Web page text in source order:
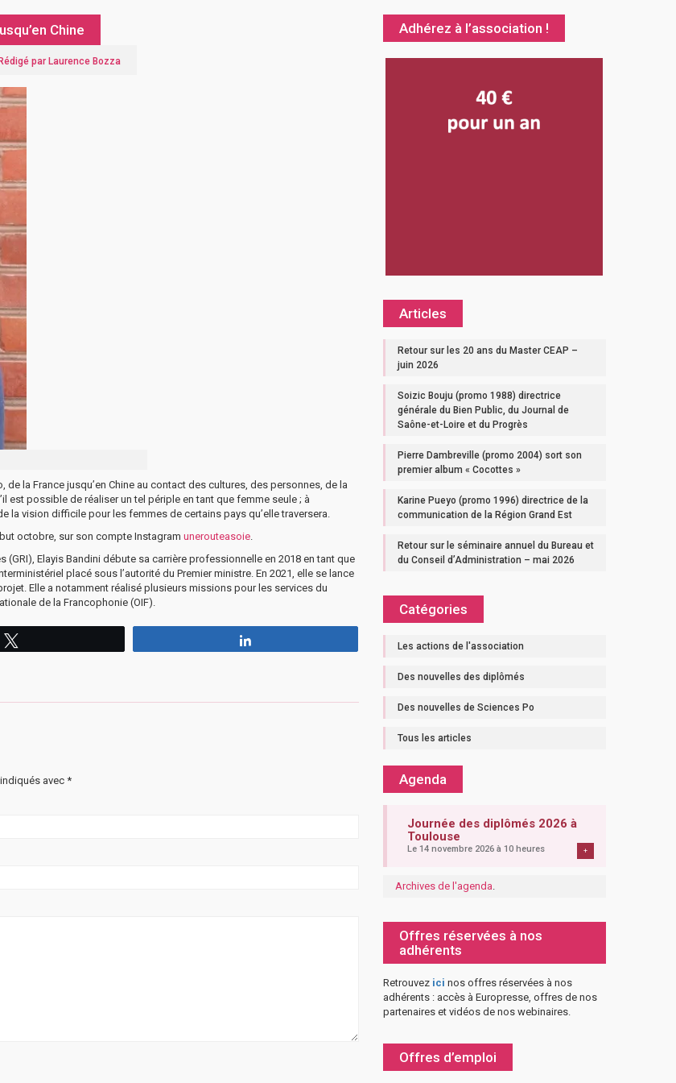
Chine
par Laurence Bozza
la France jusqu’en Chine au contact des cultures, des personnes, de la
est possible de réaliser un tel périple en tant que femme seule ; à
vision difficile pour les femmes de certains pays qu’elle traversera.
octobre, sur son compte Instagram unerouteasoie
Elayis Bandini débute sa carrière professionnelle en 2018 en tant que
placé sous l’autorité du Premier ministre. En 2021, elle se lance
Elle a notamment réalisé plusieurs missions pour les services du
de la Francophonie (OIF).
avec*
Adhérez à l’association !
Articles
Retour sur les 20 ans du Master CEAP –
juin 2026
Soizic Bouju (promo 1988) directrice
générale du Bien Public, du Journal de
Saône-et-Loire et du Progrès
Pierre Dambreville (promo 2004) sort son
premier album « Cocottes »
Karine Pueyo (promo 1996) directrice de la
communication de la Région Grand Est
Retour sur le séminaire annuel du Bureau et
du Conseil d’Administration – mai 2026
Catégories
Les actions de l'association
Des nouvelles des diplômés
Des nouvelles de Sciences Po
Tous les articles
Agenda
Journée des diplômés 2026 à
Toulouse
Le 14 novembre 2026 à 10 heures +
Archives de l'agenda.
Offres réservées à nos
adhérents
Retrouvez ici nos offres réservées à nos
adhérents : accès à Europresse, offres de nos
partenaires et vidéos de nos webinaires.
Offres d’emploi